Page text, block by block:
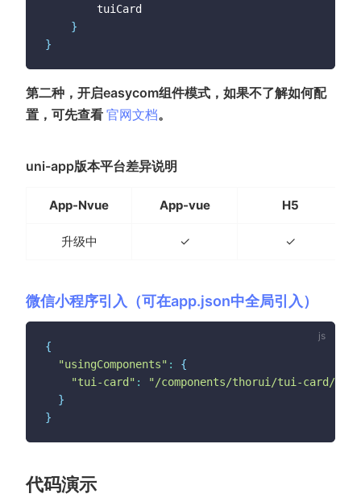
}
}
第二种，开启easycom组件模式，如果不了解如何配
置，可先查看 官网文档(opens new window)
。
uni-app版本平台差异说明
App-Nvue App-vue H5
升级中 ✓ ✓
微信小程序引入（可在app.json中全局引入）
{
"usingComponents" :
{
"tui-card" :
"/components/thorui/tui-card/
}
}
代码演示